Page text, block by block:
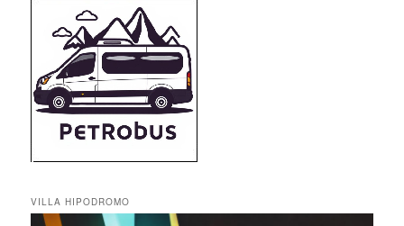
VILLA HIPODROMO